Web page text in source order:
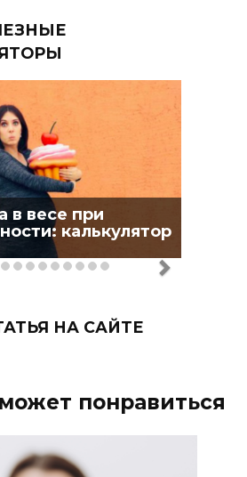
в весе при
калькулятор
НА САЙТЕ
понравиться